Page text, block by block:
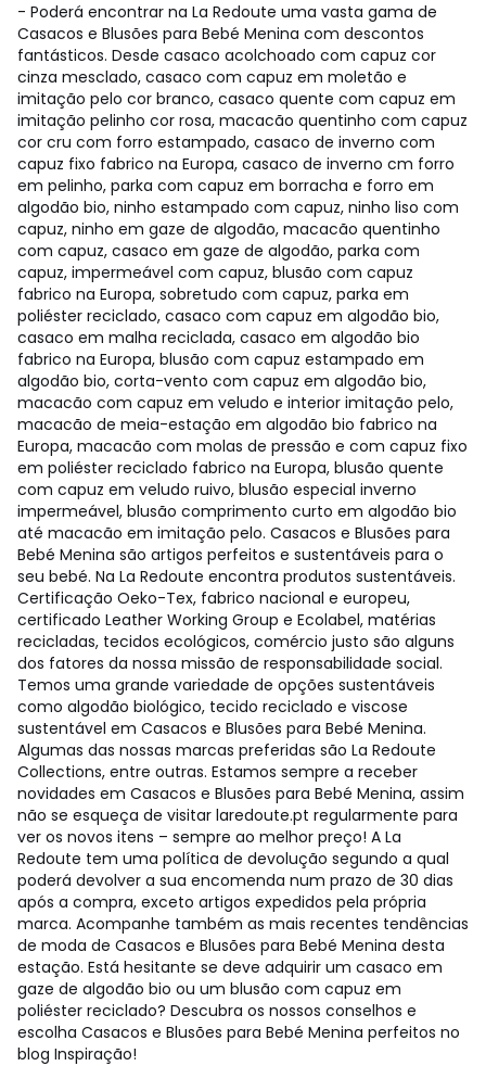
- Poderá encontrar na La Redoute uma vasta gama de
Casacos e Blusões para Bebé Menina com descontos
fantásticos. Desde casaco acolchoado com capuz cor
cinza mesclado, casaco com capuz em moletão e
imitação pelo cor branco, casaco quente com capuz em
imitação pelinho cor rosa, macacão quentinho com capuz
cor cru com forro estampado, casaco de inverno com
capuz fixo fabrico na Europa, casaco de inverno cm forro
em pelinho, parka com capuz em borracha e forro em
algodão bio, ninho estampado com capuz, ninho liso com
capuz, ninho em gaze de algodão, macacão quentinho
com capuz, casaco em gaze de algodão, parka com
capuz, impermeável com capuz, blusão com capuz
fabrico na Europa, sobretudo com capuz, parka em
poliéster reciclado, casaco com capuz em algodão bio,
casaco em malha reciclada, casaco em algodão bio
fabrico na Europa, blusão com capuz estampado em
algodão bio, corta-vento com capuz em algodão bio,
macacão com capuz em veludo e interior imitação pelo,
macacão de meia-estação em algodão bio fabrico na
Europa, macacão com molas de pressão e com capuz fixo
em poliéster reciclado fabrico na Europa, blusão quente
com capuz em veludo ruivo, blusão especial inverno
impermeável, blusão comprimento curto em algodão bio
até macacão em imitação pelo. Casacos e Blusões para
Bebé Menina são artigos perfeitos e sustentáveis para o
seu bebé. Na La Redoute encontra produtos sustentáveis.
Certificação Oeko-Tex, fabrico nacional e europeu,
certificado Leather Working Group e Ecolabel, matérias
recicladas, tecidos ecológicos, comércio justo são alguns
dos fatores da nossa missão de responsabilidade social.
Temos uma grande variedade de opções sustentáveis
como algodão biológico, tecido reciclado e viscose
sustentável em Casacos e Blusões para Bebé Menina.
Algumas das nossas marcas preferidas são La Redoute
Collections, entre outras. Estamos sempre a receber
novidades em Casacos e Blusões para Bebé Menina, assim
não se esqueça de visitar laredoute.pt regularmente para
ver os novos itens – sempre ao melhor preço! A La
Redoute tem uma política de devolução segundo a qual
poderá devolver a sua encomenda num prazo de 30 dias
após a compra, exceto artigos expedidos pela própria
marca. Acompanhe também as mais recentes tendências
de moda de Casacos e Blusões para Bebé Menina desta
estação. Está hesitante se deve adquirir um casaco em
gaze de algodão bio ou um blusão com capuz em
poliéster reciclado? Descubra os nossos conselhos e
escolha Casacos e Blusões para Bebé Menina perfeitos no
blog Inspiração!